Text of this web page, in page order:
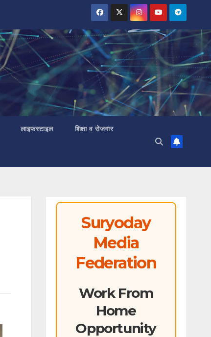
लाइफस्टाइल शिक्षा व रोजगार
Suryoday
Media
Federation
Work From
Home
Opportunity